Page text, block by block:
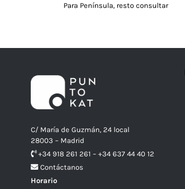
Para Península, resto consultar
C/ María de Guzmán, 24 local
28003 – Madrid
+34 918 261 261 – +34 637 44 40 12
Contáctanos
Horario